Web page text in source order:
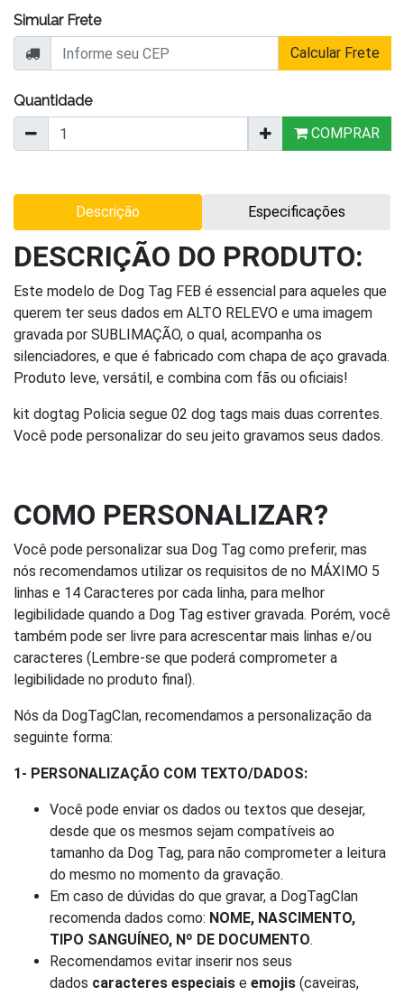
Simular Frete
Calcular Frete
Quantidade
COMPRAR
Descrição Especificações
DESCRIÇÃO DO PRODUTO:
Este modelo de Dog Tag FEB é essencial para aqueles que
querem ter seus dados em ALTO RELEVO e uma imagem
gravada por SUBLIMAÇÃO, o qual, acompanha os
silenciadores, e que é fabricado com chapa de aço gravada.
Produto leve, versátil, e combina com fãs ou oficiais!
kit dogtag Policia segue 02 dog tags mais duas correntes.
Você pode personalizar do seu jeito gravamos seus dados.
COMO PERSONALIZAR?
Você pode personalizar sua Dog Tag como preferir, mas
nós recomendamos utilizar os requisitos de no MÁXIMO 5
linhas e 14 Caracteres por cada linha, para melhor
legibilidade quando a Dog Tag estiver gravada. Porém, você
também pode ser livre para acrescentar mais linhas e/ou
caracteres (Lembre-se que poderá comprometer a
legibilidade no produto final).
Nós da DogTagClan, recomendamos a personalização da
seguinte forma:
1- PERSONALIZAÇÃO COM TEXTO/DADOS:
Você pode enviar os dados ou textos que desejar,
desde que os mesmos sejam compatíveis ao
tamanho da Dog Tag, para não comprometer a leitura
do mesmo no momento da gravação.
Em caso de dúvidas do que gravar, a DogTagClan
recomenda dados como: NOME, NASCIMENTO,
TIPO SANGUÍNEO, Nº DE DOCUMENTO.
Recomendamos evitar inserir nos seus
dados caracteres especiais e emojis (caveiras,